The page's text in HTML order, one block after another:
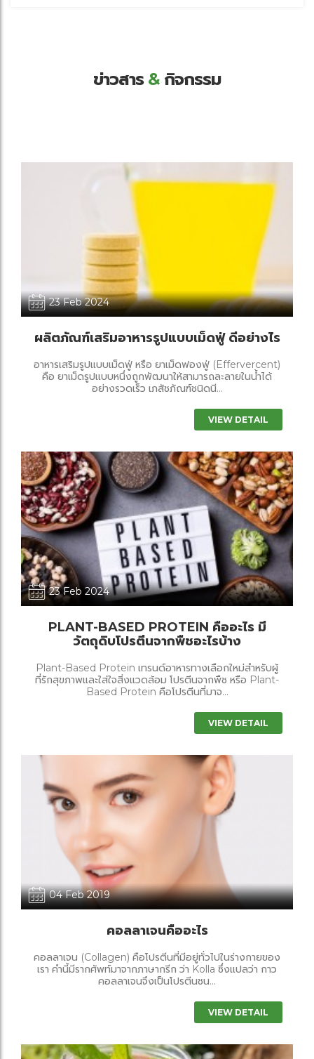
ข่าวสาร & กิจกรรม
23 Feb 2024
ผลิตภัณฑ์เสริมอาหารรูปแบบเม็ดฟู่ ดีอย่างไร
อาหารเสริมรูปแบบเม็ดฟู่ หรือ ยาเม็ดฟองฟู่ (Effervercent)
คือ ยาเม็ดรูปแบบหนึ่งถูกพัฒนาให้สามารถละลายในน้ำได้
อย่างรวดเร็ว เภสัชภัณฑ์ชนิดนี...
VIEW DETAIL
23 Feb 2024
PLANT-BASED PROTEIN คืออะไร มี
วัตถุดิบโปรตีนจากพืชอะไรบ้าง
Plant-Based Protein เทรนด์อาหารทางเลือกใหม่สำหรับผู้
ที่รักสุขภาพและใส่ใจสิ่งแวดล้อม โปรตีนจากพืช หรือ Plant-
Based Protein คือโปรตีนที่มาจ...
VIEW DETAIL
04 Feb 2019
คอลลาเจนคืออะไร
คอลลาเจน (Collagen) คือโปรตีนที่มีอยู่ทั่วไปในร่างกายของ
เรา คำนี้มีรากศัพท์มาจากภาษากรีก ว่า Kolla ซึ่งแปลว่า กาว
คอลลาเจนจึงเป็นโปรตีนชน...
VIEW DETAIL